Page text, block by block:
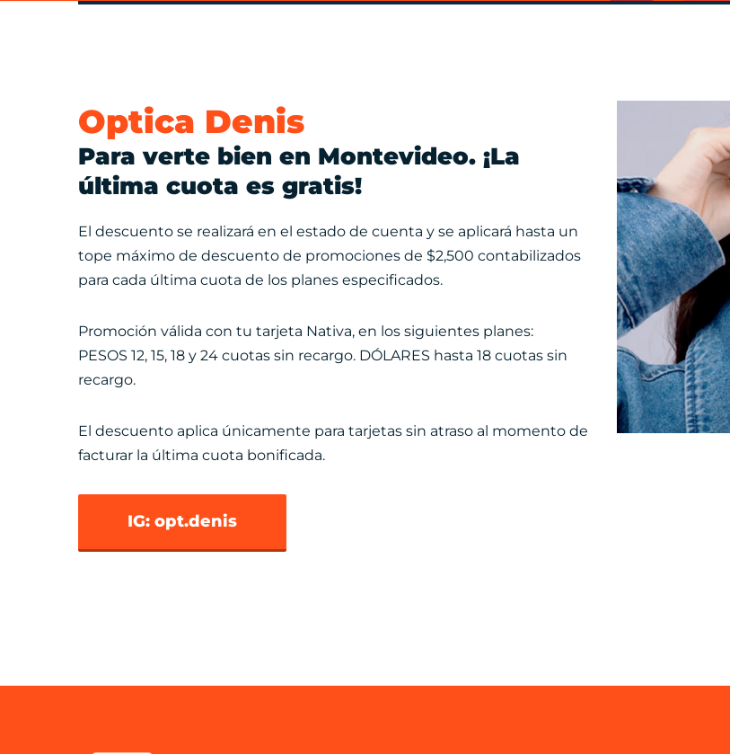
Optica Denis
Para verte bien en Montevideo. ¡La
última cuota es gratis!
El descuento se realizará en el estado de cuenta y se aplicará hasta un
tope máximo de descuento de promociones de $2,500 contabilizados
para cada última cuota de los planes especificados.
Promoción válida con tu tarjeta Nativa, en los siguientes planes:
PESOS 12, 15, 18 y 24 cuotas sin recargo. DÓLARES hasta 18 cuotas sin
recargo.
El descuento aplica únicamente para tarjetas sin atraso al momento de
facturar la última cuota bonificada.
IG: opt.denis